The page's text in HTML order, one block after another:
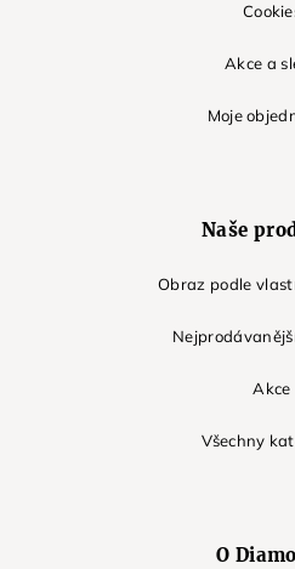
Akce a
Moje
Naše
Obraz podle
Akce
Všechny
O